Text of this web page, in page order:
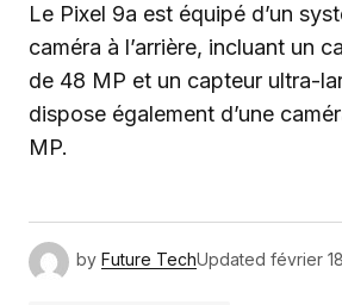
Le Pixel 9a est équipé d’un
caméra à l’arrière, incluant un
de 48 MP et un capteur ultra-
dispose également d’une
MP.
by Future TechUpdated février